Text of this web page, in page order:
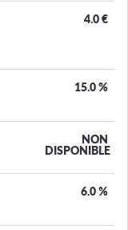
4.0€
15.0%
NON
DISPONIBLE
6.0%